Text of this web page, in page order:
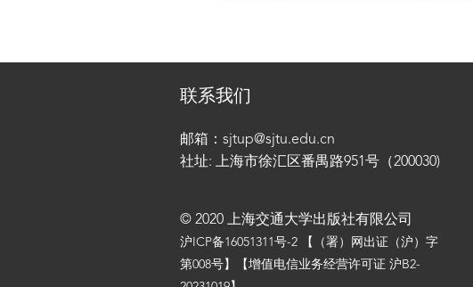
联系我们
邮箱：sjtup@sjtu.edu.cn
社址: 上海市徐汇区番禺路951号（200030)
© 2020 上海交通大学出版社有限公司
沪ICP备16051311号-2 【（署）网出证（沪）字
第008号】【增值电信业务经营许可证 沪B2-